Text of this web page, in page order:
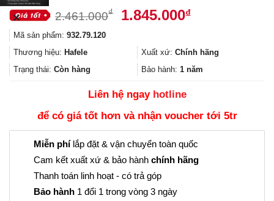
2.461.000₫
Giá
2.461.000₫.
1.845.000₫Giá
là:
1.845.000₫.
Mã sản phẩm: 932.79.120
Thương hiệu: Hafele Xuất xứ: Chính hãng
Trạng thái: Còn hàng Bảo hành: 1 năm
Liên hệ ngay hotline
để có giá tốt hơn và nhận voucher tới 5tr
Miễn phílắp đặt & vận chuyển toàn quốc
Cam kết xuất xứ & bảo hành chính hãng
Thanh toán linh hoạt - có trả góp
Bảo hành 1 đổi 1 trong vòng 3 ngày
✕